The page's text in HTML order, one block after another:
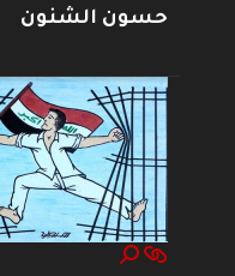
حسون الشنون